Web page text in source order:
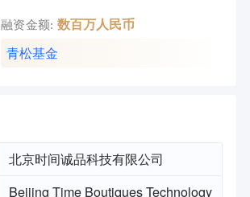
融资金额: 数百万人民币
青松基金
北京时间诚品科技有限公司
Beijing Time Boutiques Technology